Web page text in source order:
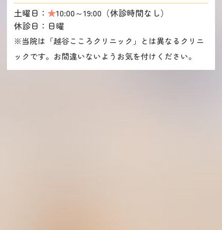
土曜日： ★10:00～19:00（休診時間なし）
休診日：日曜
※当院は「越谷こころクリニック」とは異なるクリニ
ックです。お間違いないようお気を付けください。